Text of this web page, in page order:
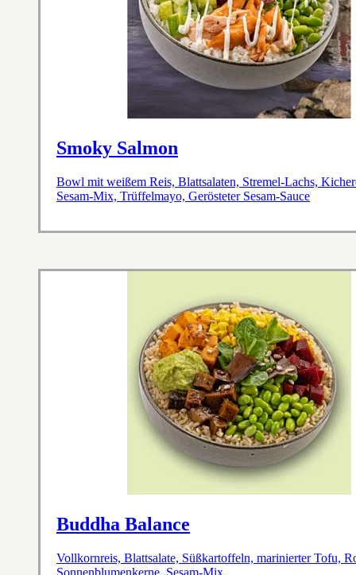
Smoky Salmon
Bowl mit weißem Reis, Blattsalaten, Stremel-Lachs,
Sesam-Mix, Trüffelmayo, Gerösteter Sesam-Sauce
Buddha Balance
Vollkornreis, Blattsalate, Süßkartoffeln, marinierter Tofu,
Sonnenblumenkerne, Sesam-Mix